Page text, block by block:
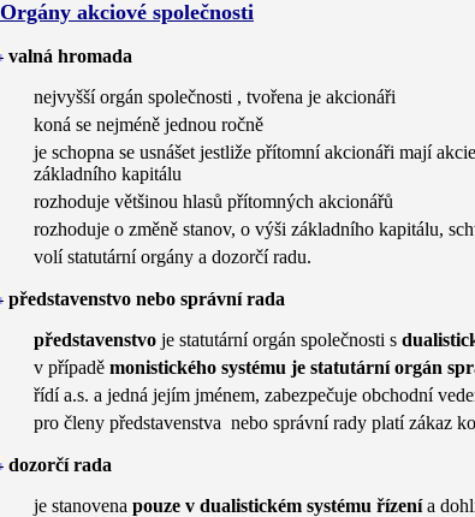
Orgány akciové společnosti
valná hromada
nejvyšší orgán společnosti , tvořena je akcionáři
koná se nejméně jednou ročně
je schopna se usnášet jestliže přítomní akcionáři mají
základního kapitálu
rozhoduje většinou hlasů přítomných akcionářů
rozhoduje o změně stanov, o výši základního kapitálu,
volí statutární orgány a dozorčí radu.
představenstvo nebo správní rada
představenstvo je statutární orgán společnosti s
v případě monistického systému je statutární orgán
řídí a.s. a jedná jejím jménem, zabezpečuje obchodní
pro členy představenstva nebo správní rady platí zákaz
dozorčí rada
je stanovena pouze v dualistickém systému řízenía